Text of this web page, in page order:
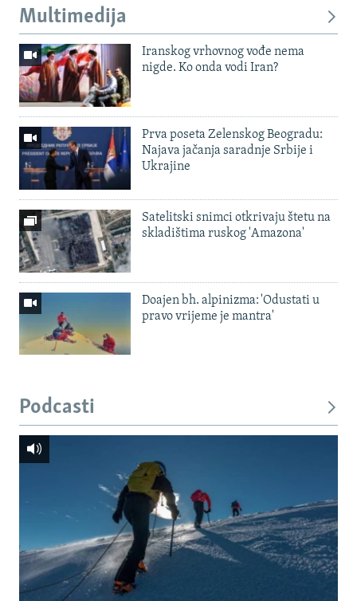
Multimedija
Iranskog vrhovnog vođe nema
nigde. Ko onda vodi Iran?
Prva poseta Zelenskog Beogradu:
Najava jačanja saradnje Srbije i
Ukrajine
Satelitski snimci otkrivaju štetu na
skladištima ruskog 'Amazona'
Doajen bh. alpinizma: 'Odustati u
pravo vrijeme je mantra'
Podcasti